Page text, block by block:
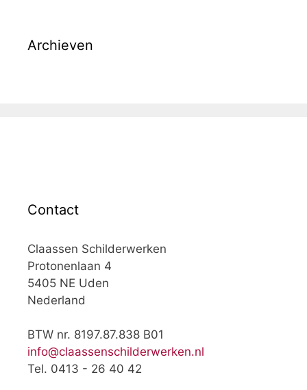
Archieven
Contact
Claassen Schilderwerken
Protonenlaan 4
5405 NE Uden
Nederland
BTW nr. 8197.87.838 B01
info@claassenschilderwerken.nl
Tel. 0413 - 26 40 42